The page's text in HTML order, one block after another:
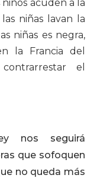
acuden a la
niñas lavan la
niñas es negra,
la Francia del
el
nos seguirá
que sofoquen
no queda más